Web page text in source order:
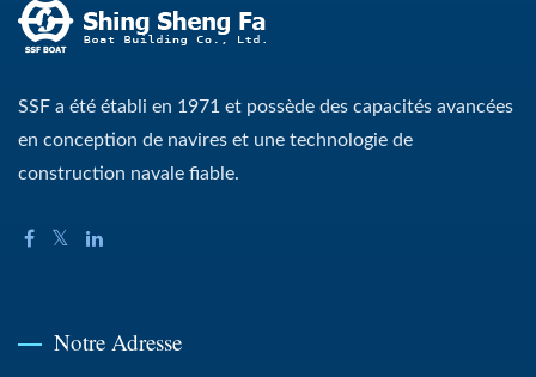
SSF a été établi en 1971 et possède des capacités avancées
en conception de navires et une technologie de
construction navale fiable.
Notre Adresse